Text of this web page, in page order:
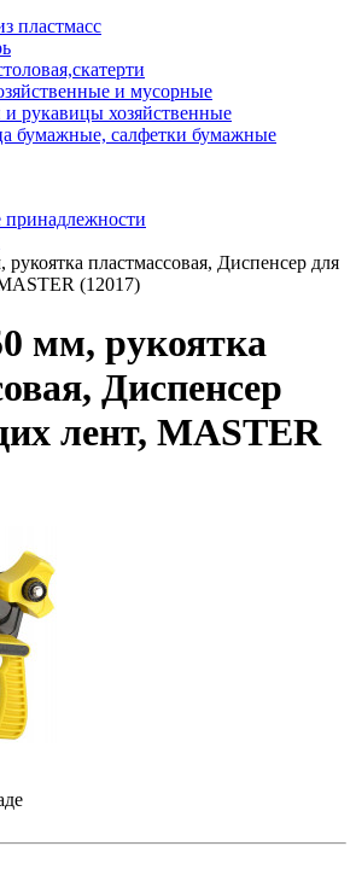
пластмасс
и мусорные
и рукавицы хозяйственные
бумажные, салфетки бумажные
принадлежности
пластмассовая, Диспенсер для
(12017)
мм, рукоятка
Диспенсер
лент, MASTER